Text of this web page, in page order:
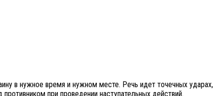
в нужное время и нужном месте. Речь идет точечных ударах,
при проведении наступательных действий.